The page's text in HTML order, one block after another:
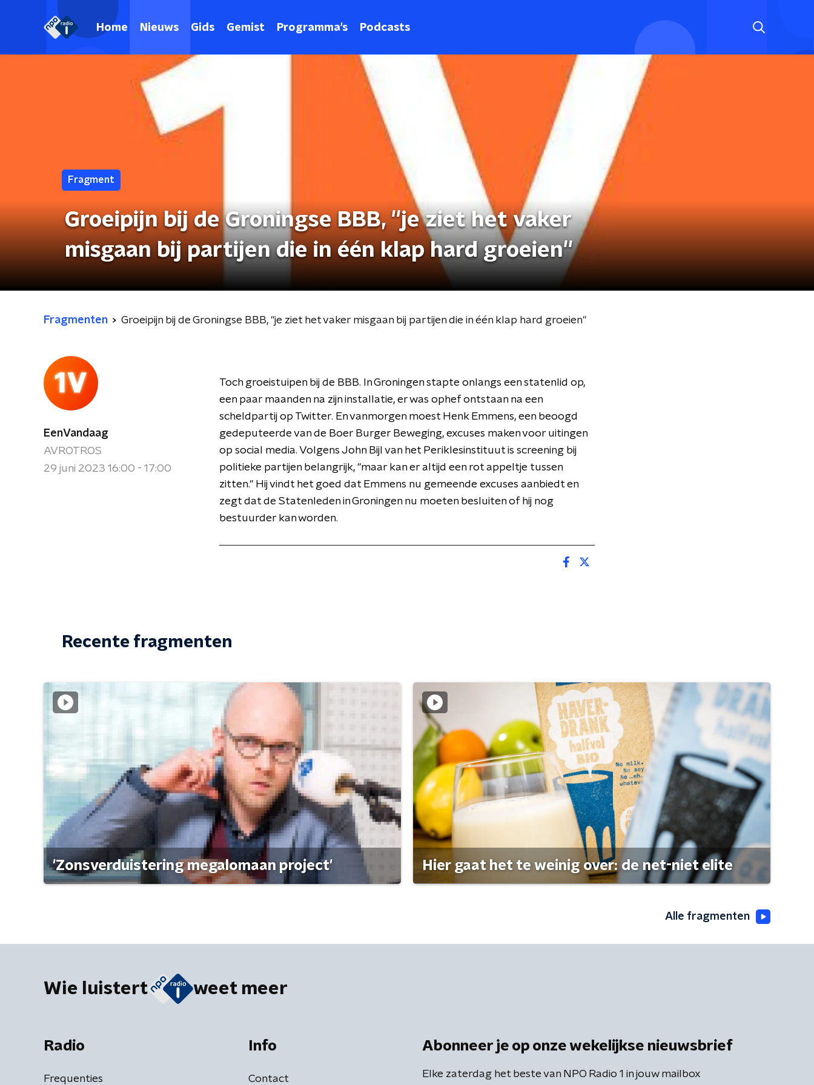
Home Nieuws Gids Gemist Programma's Podcasts
Fragment
Groeipijn bij de Groningse BBB, ''je ziet het vaker
misgaan bij partijen die in één klap hard groeien''
Fragmenten Groeipijn bij de Groningse BBB, ''je ziet het vaker misgaan bij partijen die in één klap hard groeien''
EenVandaag
AVROTROS
29 juni 2023 16:00 - 17:00
Toch groeistuipen bij de BBB. In Groningen stapte onlangs een statenlid op,
een paar maanden na zijn installatie, er was ophef ontstaan na een
scheldpartij op Twitter. En vanmorgen moest Henk Emmens, een beoogd
gedeputeerde van de Boer Burger Beweging, excuses maken voor uitingen
op social media. Volgens John Bijl van het Periklesinstituut is screening bij
politieke partijen belangrijk, ''maar kan er altijd een rot appeltje tussen
zitten.'' Hij vindt het goed dat Emmens nu gemeende excuses aanbiedt en
zegt dat de Statenleden in Groningen nu moeten besluiten of hij nog
bestuurder kan worden.
Recente fragmenten
'Zonsverduistering megalomaan project' Hier gaat het te weinig over: de net-niet elite
Alle fragmenten
Wie luistert weet meer
Radio
Frequenties
Info
Contact
Abonneer je op onze wekelijkse nieuwsbrief
Elke zaterdag het beste van NPO Radio 1 in jouw mailbox